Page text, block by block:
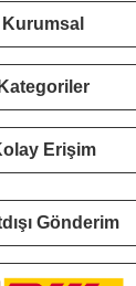
Kurumsal
Kategoriler
Erişim
Gönderim